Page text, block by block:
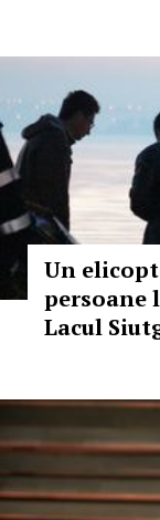
Un
persoane
Lacul